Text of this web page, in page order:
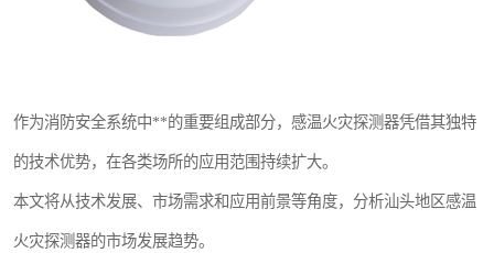
作为消防安全系统中**的重要组成部分，感温火灾探测器凭借其独特
的技术优势，在各类场所的应用范围持续扩大。
本文将从技术发展、市场需求和应用前景等角度，分析汕头地区感温
火灾探测器的市场发展趋势。